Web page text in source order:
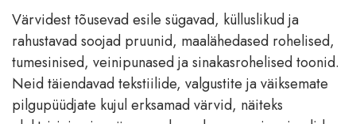
Värvidest tõusevad esile sügavad, külluslikud ja
rahustavad soojad pruunid, maalähedased rohelised,
tumesinised, veinipunased ja sinakasrohelised toonid.
Neid täiendavad tekstiilide, valgustite ja väiksemate
pilgupüüdjate kujul erksamad värvid, näiteks